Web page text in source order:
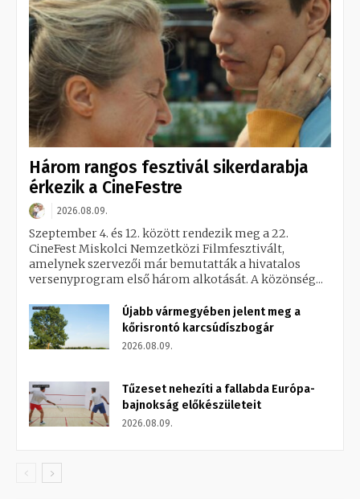
Három rangos fesztivál sikerdarabja
érkezik a CineFestre
2026.08.09.
Szeptember 4. és 12. között rendezik meg a 22.
CineFest Miskolci Nemzetközi Filmfesztivált,
amelynek szervezői már bemutatták a hivatalos
versenyprogram első három alkotását. A közönség...
Újabb vármegyében jelent meg a
kőrisrontó karcsúdíszbogár
2026.08.09.
Tűzeset nehezíti a fallabda Európa-
bajnokság előkészületeit
2026.08.09.